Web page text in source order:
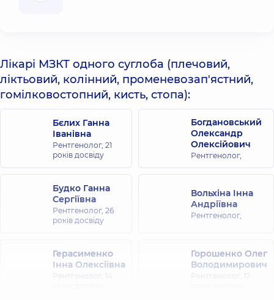
Лікарі МЗКТ одного суглоба (плечовий,
ліктьовий, колінний, променевозап'ястний,
гомілковостопний, кисть, стопа):
Бєлих Ганна
Іванівна
Рентгенолог, 21
років досвіду
Богдановський
Олександр
Олексійович
Рентгенолог,
Будко Ганна
Сергіївна
Рентгенолог, 26
років досвіду
Вольхіна Інна
Андріївна
Рентгенолог,
Герасименко
Інна Олексіївна
Рентгенолог, 14
Горошенко Олег
Володимирович
Рентгенолог, 17